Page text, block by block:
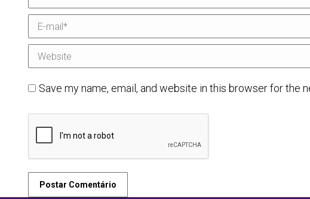
E-mail *
Website
Save my name, email, and website in this browser for the
Postar Comentário